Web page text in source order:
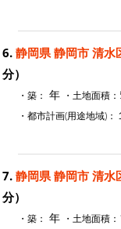
6. 静岡県 静岡市 清水
分）
・築： 年 ・土地面積：
・都市計画(用途地域)：
7. 静岡県 静岡市 清水
分）
・築： 年 ・土地面積：